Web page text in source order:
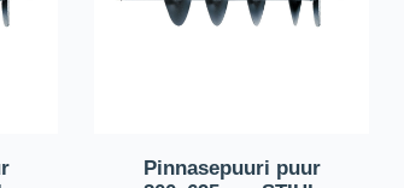
Pinnasepuuri puur